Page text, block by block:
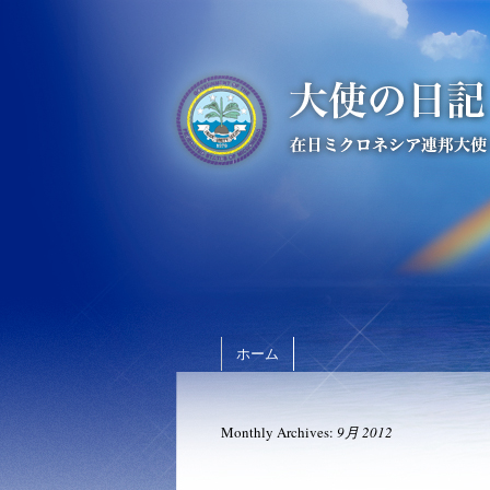
ホーム
Monthly Archives: 9月 2012